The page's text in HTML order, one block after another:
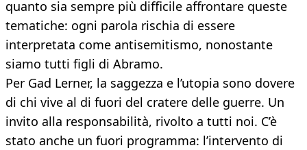
quanto sia sempre più difficile affrontare queste
tematiche: ogni parola rischia di essere
interpretata come antisemitismo, nonostante
siamo tutti figli di Abramo.
Per Gad Lerner, la saggezza e l’utopia sono dovere
di chi vive al di fuori del cratere delle guerre. Un
invito alla responsabilità, rivolto a tutti noi. C’è
stato anche un fuori programma: l’intervento di